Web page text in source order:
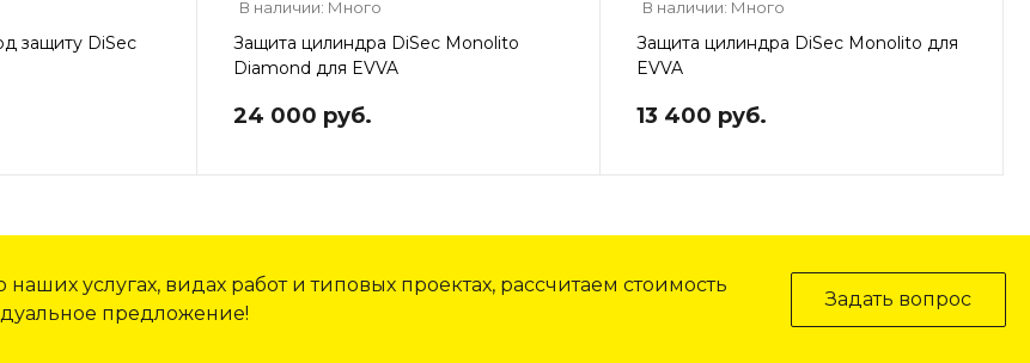
защиту DiSec
В наличии: Много
Защита цилиндра DiSec Monolito
Diamond для EVVA
24 000 руб.
В наличии: Много
Защита цилиндра DiSec Monolito для
EVVA
13 400 руб.
услугах, видах работ и типовых проектах, рассчитаем стоимость
предложение!
Задать вопрос